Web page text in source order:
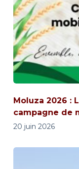
Moluza 2026 :
campagne de
20 juin 2026